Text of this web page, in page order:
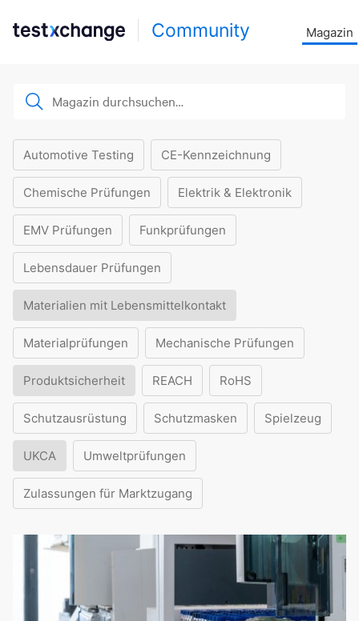
Community Magazin
Automotive Testing CE-Kennzeichnung
Chemische Prüfungen Elektrik & Elektronik
EMV Prüfungen Funkprüfungen
Lebensdauer Prüfungen
Materialien mit Lebensmittelkontakt
Materialprüfungen Mechanische Prüfungen
Produktsicherheit REACH RoHS
Schutzausrüstung Schutzmasken Spielzeug
UKCA Umweltprüfungen
Zulassungen für Marktzugang